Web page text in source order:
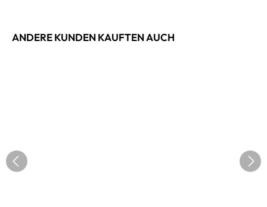
ANDERE KUNDEN KAUFTEN AUCH